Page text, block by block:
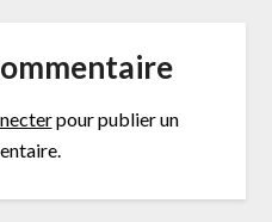
pour publier un